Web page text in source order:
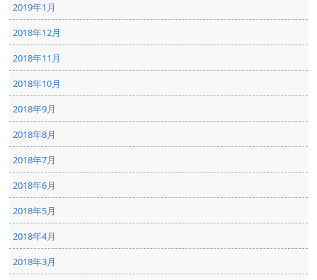
2019年1月
2018年12月
2018年11月
2018年10月
2018年9月
2018年8月
2018年7月
2018年6月
2018年5月
2018年4月
2018年3月